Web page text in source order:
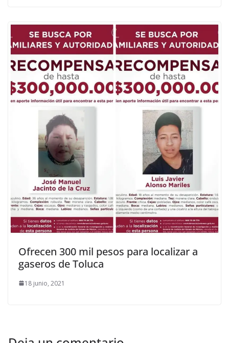
Ofrecen 300 mil pesos para localizar a
gaseros de Toluca
18 junio, 2021